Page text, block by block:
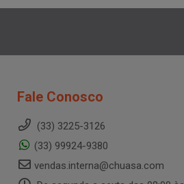
Fale Conosco
(33) 3225-3126
(33) 99924-9380
vendas.interna@chuasa.com